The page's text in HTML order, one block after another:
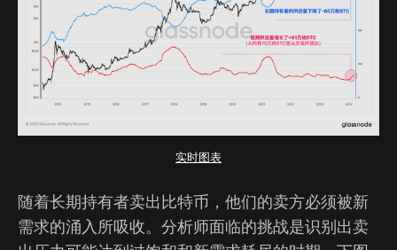
实时图表
随着长期持有者卖出比特币，他们的卖方必须被新
需求的涌入所吸收。分析师面临的挑战是识别出卖